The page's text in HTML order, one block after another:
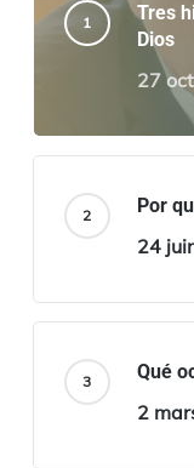
Tres
Dios
27
Por
24
Qué
2